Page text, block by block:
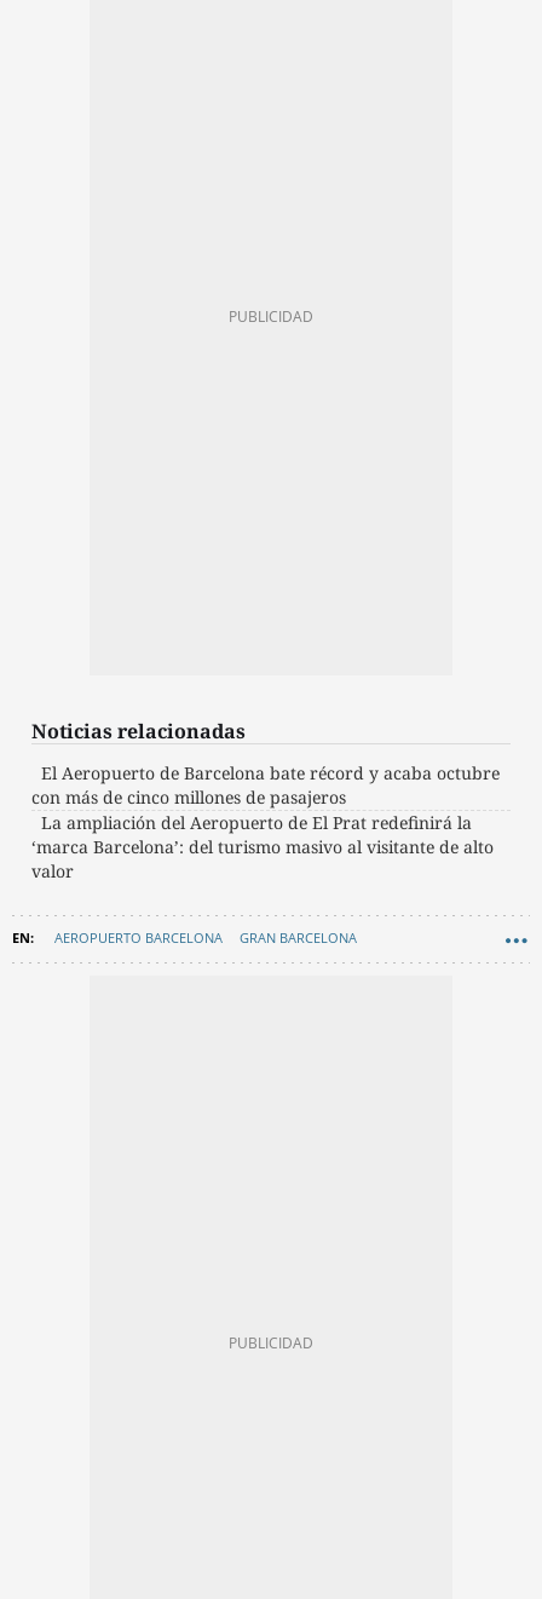
Noticias relacionadas
El Aeropuerto de Barcelona bate récord y acaba octubre
con más de cinco millones de pasajeros
La ampliación del Aeropuerto de El Prat redefinirá la
‘marca Barcelona’: del turismo masivo al visitante de alto
valor
AEROPUERTO BARCELONA GRAN BARCELONA